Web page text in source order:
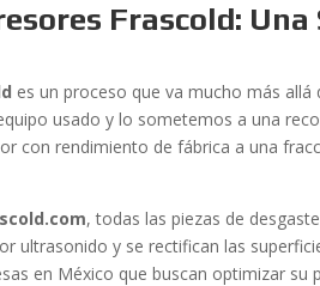
Frascold: Una
es un proceso que va mucho más allá
usado y lo sometemos a una
con rendimiento de fábrica a una
, todas las piezas de
ultrasonido y se rectifican las
en México que buscan optimizar su